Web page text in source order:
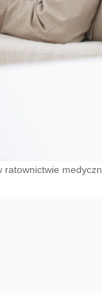
ratownictwie